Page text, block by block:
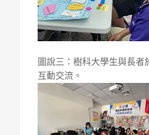
圖說三：樹科大學生與長者
互動交流。